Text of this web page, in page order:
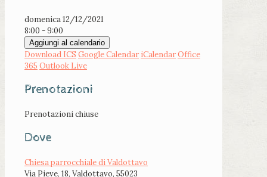
domenica 12/12/2021
8:00 - 9:00
Aggiungi al calendario
Download ICS Google Calendar iCalendarOffice
365 Outlook Live
Prenotazioni
Prenotazioni chiuse
Dove
Chiesa parrocchiale di Valdottavo
Via Pieve, 18, Valdottavo, 55023